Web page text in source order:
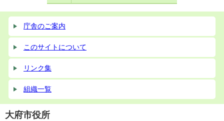
庁舎のご案内
このサイトについて
リンク集
組織一覧
大府市役所